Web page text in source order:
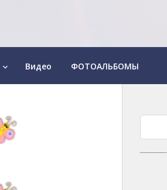
keyboard_arrow_down Видео ФОТОАЛЬБОМЫ